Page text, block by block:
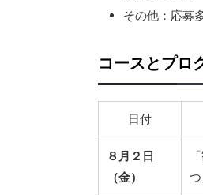
その他：応募
コースとプロ
日付
８月２日
（金）